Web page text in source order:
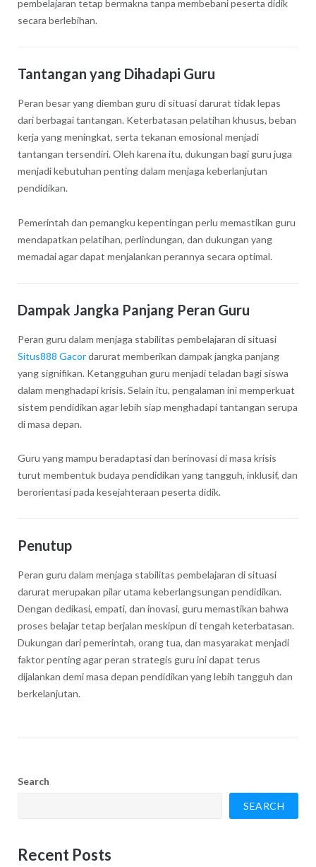
pembelajaran tetap bermakna tanpa membebani peserta didik
secara berlebihan.
Tantangan yang Dihadapi Guru
Peran besar yang diemban guru di situasi darurat tidak lepas
dari berbagai tantangan. Keterbatasan pelatihan khusus, beban
kerja yang meningkat, serta tekanan emosional menjadi
tantangan tersendiri. Oleh karena itu, dukungan bagi guru juga
menjadi kebutuhan penting dalam menjaga keberlanjutan
pendidikan.
Pemerintah dan pemangku kepentingan perlu memastikan guru
mendapatkan pelatihan, perlindungan, dan dukungan yang
memadai agar dapat menjalankan perannya secara optimal.
Dampak Jangka Panjang Peran Guru
Peran guru dalam menjaga stabilitas pembelajaran di situasi
Situs888 Gacordarurat memberikan dampak jangka panjang
yang signifikan. Ketangguhan guru menjadi teladan bagi siswa
dalam menghadapi krisis. Selain itu, pengalaman ini memperkuat
sistem pendidikan agar lebih siap menghadapi tantangan serupa
di masa depan.
Guru yang mampu beradaptasi dan berinovasi di masa krisis
turut membentuk budaya pendidikan yang tangguh, inklusif, dan
berorientasi pada kesejahteraan peserta didik.
Penutup
Peran guru dalam menjaga stabilitas pembelajaran di situasi
darurat merupakan pilar utama keberlangsungan pendidikan.
Dengan dedikasi, empati, dan inovasi, guru memastikan bahwa
proses belajar tetap berjalan meskipun di tengah keterbatasan.
Dukungan dari pemerintah, orang tua, dan masyarakat menjadi
faktor penting agar peran strategis guru ini dapat terus
dijalankan demi masa depan pendidikan yang lebih tangguh dan
berkelanjutan.
Search
SEARCH
Recent Posts